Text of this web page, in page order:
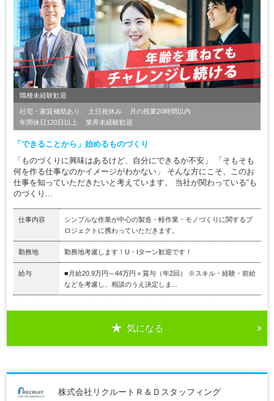
職種未経験歓迎
社宅・家賃補助あり 土日祝休み
月の残業20時間以内
年間休日120日以上
業界未経験歓迎
「できることから」始めるものづくり
「ものづくりに興味はあるけど、自分にできるか不安」 「そもそも
何を作る仕事なのかイメージがわかない」 そんな方にこそ、このお
仕事を知っていただきたいと考えています。 当社が関わっている“も
のづくり...
仕事内容
シンプルな作業が中心の製造・軽作業・モノづくりに関するプ
ロジェクトに携わっていただきます。
勤務地 勤務地考慮します！U・Iターン歓迎です！
給与
■月給20.9万円～44万円＋賞与（年2回） ※スキル・経験・前給
などを考慮し、相談のうえ決定しま...
気になる
株式会社リクルートＲ＆Ｄスタッフィング